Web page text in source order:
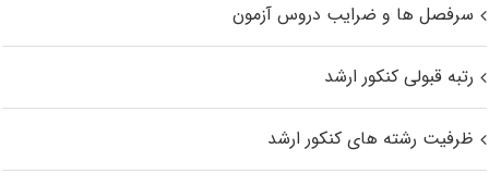
سرفصل ها و ضرایب دروس آزمون
رتبه قبولی کنکور ارشد
ظرفیت رشته های کنکور ارشد